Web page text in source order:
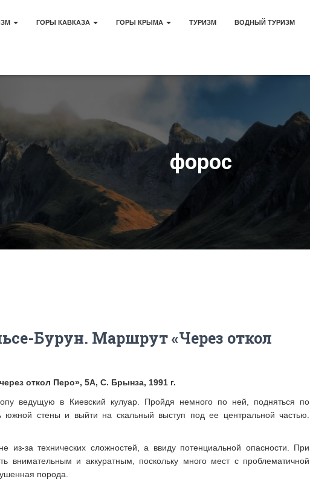
ГОРЫ КАВКАЗА ГОРЫ КРЫМА ТУРИЗМ ВОДНЫЙ ТУРИЗМ
форос
Бурун. Маршрут «Через откол
откол Перо», 5А, С. Брынза, 1991 г.
ведущую в Киевский кулуар. Пройдя немного по ней, подняться по
южной стены и выйти на скальный выступ под ее центральной частью.
из-за технических сложностей, а ввиду потенциальной опасности. При
внимательным и аккуратным, поскольку много мест с проблематичной
порода.